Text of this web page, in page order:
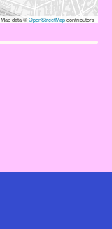
Map data ©OpenStreetMapcontributors